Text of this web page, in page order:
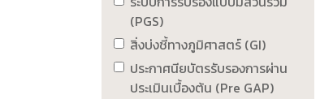
(PGS)
สิ่งบ่งชี้ทางภูมิศาสตร์ (GI)
ประกาศนียบัตรรับรองการผ่าน
ประเมินเบื้องต้น (Pre GAP)